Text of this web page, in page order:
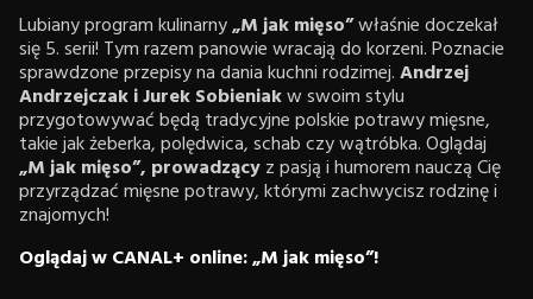
Lubiany program kulinarny„M jak mięso”właśnie doczekał
się 5. serii! Tym razem panowie wracają do korzeni. Poznacie
sprawdzone przepisy na dania kuchni rodzimej.Andrzej
Andrzejczak i Jurek Sobieniakw swoim stylu
przygotowywać będą tradycyjne polskie potrawy mięsne,
takie jak żeberka, polędwica, schab czy wątróbka. Oglądaj
„M jak mięso”, prowadzącyz pasją i humorem nauczą Cię
przyrządzać mięsne potrawy, którymi zachwycisz rodzinę i
znajomych!
Oglądaj w CANAL+ online: „M jak mięso”!